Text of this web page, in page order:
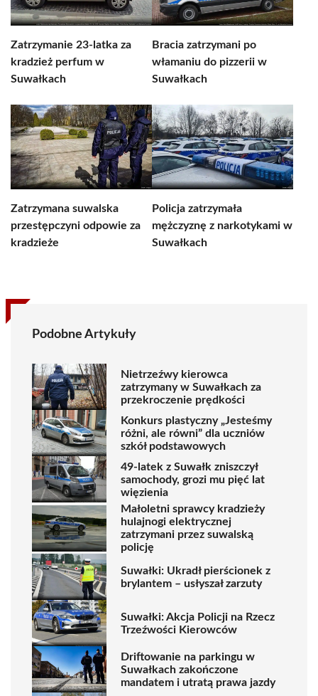
Zatrzymanie 23-latka za
kradzież perfum w
Suwałkach
Bracia zatrzymani po
włamaniu do pizzerii w
Suwałkach
Zatrzymana suwalska
przestępczyni odpowie za
kradzieże
Policja zatrzymała
mężczyznę z narkotykami w
Suwałkach
Podobne Artykuły
Nietrzeźwy kierowca
zatrzymany w Suwałkach za
przekroczenie prędkości
Konkurs plastyczny „Jesteśmy
różni, ale równi” dla uczniów
szkół podstawowych
49-latek z Suwałk zniszczył
samochody, grozi mu pięć lat
więzienia
Małoletni sprawcy kradzieży
hulajnogi elektrycznej
zatrzymani przez suwalską
policję
Suwałki: Ukradł pierścionek z
brylantem – usłyszał zarzuty
Suwałki: Akcja Policji na Rzecz
Trzeźwości Kierowców
Driftowanie na parkingu w
Suwałkach zakończone
mandatem i utratą prawa jazdy